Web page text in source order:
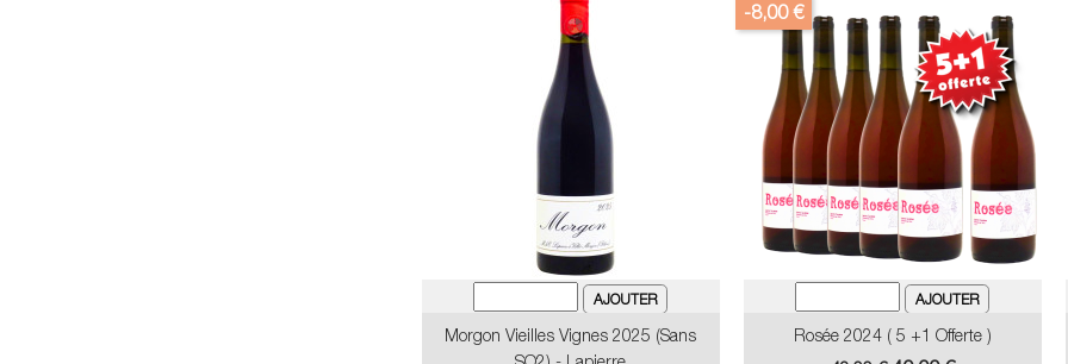
Morgon Vieilles Vignes 2025 (sans
Rosée 2024 ( 5 +1 Offerte )
-8,00 €